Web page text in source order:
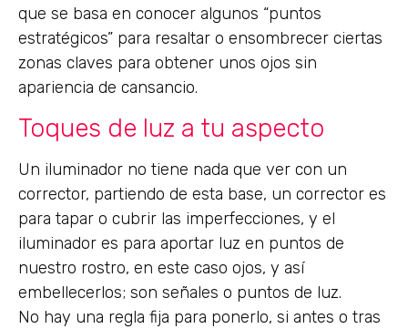
que se basa en conocer algunos “puntos
estratégicos” para resaltar o ensombrecer ciertas
zonas claves para obtener unos ojos sin
apariencia de cansancio.
Toques de luz a tu aspecto
Un iluminador no tiene nada que ver con un
corrector, partiendo de esta base, un corrector es
para tapar o cubrir las imperfecciones, y el
iluminador es para aportar luz en puntos de
nuestro rostro, en este caso ojos, y así
embellecerlos; son señales o puntos de luz.
No hay una regla fija para ponerlo, si antes o tras